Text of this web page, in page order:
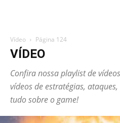
Vídeo Página 124
VÍDEO
Confira nossa playlist de
vídeos de estratégias,
tudo sobre o game!